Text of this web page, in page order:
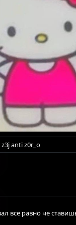
z3j anti z0r_o
все равно че